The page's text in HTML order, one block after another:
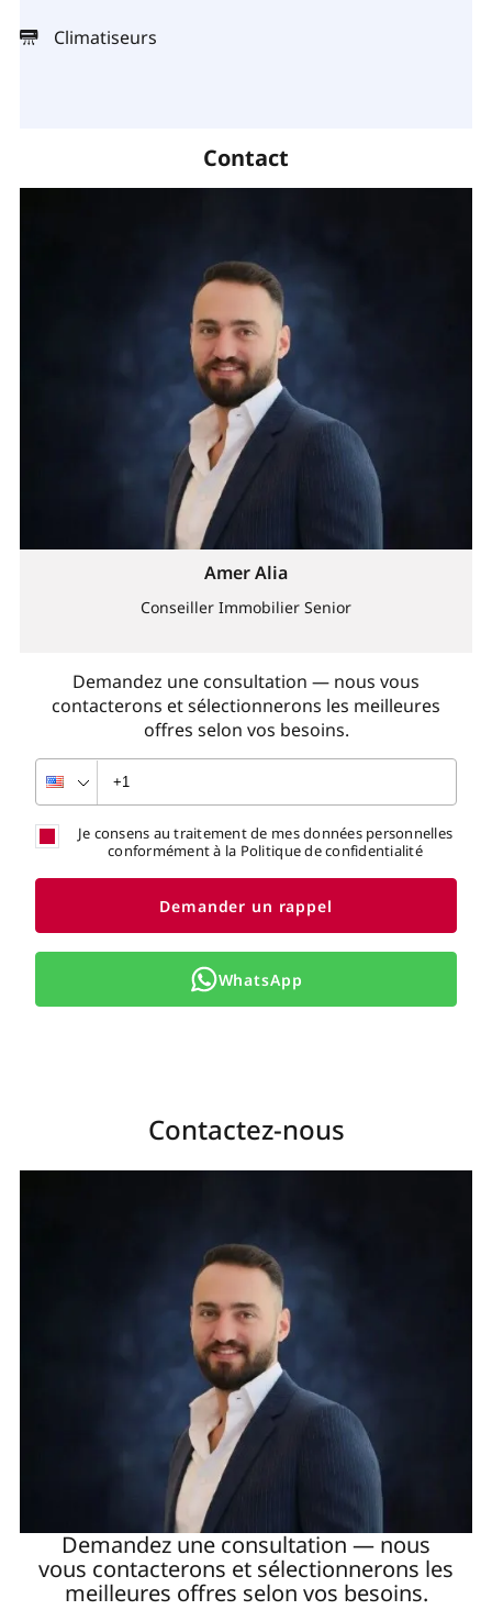
Climatiseurs
Contact
Demandez une consultation — nous vous
contacterons et sélectionnerons les meilleures
offres selon vos besoins.
Amer Alia
Conseiller Immobilier Senior
Je consens au traitement de mes données personnelles
conformément à la Politique de confidentialité
Demander un rappel
WhatsApp
Contactez-nous
Demandez une consultation — nous
vous contacterons et sélectionnerons les
meilleures offres selon vos besoins.